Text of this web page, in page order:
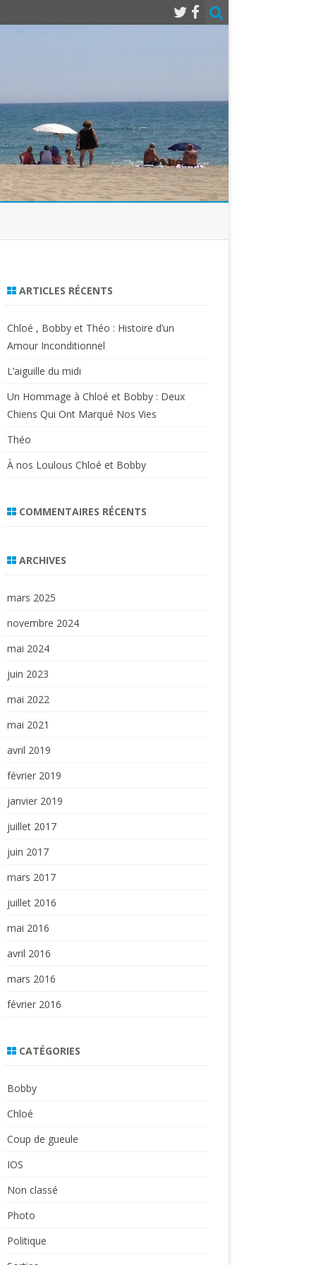
ARTICLES RÉCENTS
Chloé , Bobby et Théo : Histoire d’un
Amour Inconditionnel
L’aiguille du midi
Un Hommage à Chloé et Bobby : Deux
Chiens Qui Ont Marqué Nos Vies
Théo
À nos Loulous Chloé et Bobby
COMMENTAIRES RÉCENTS
ARCHIVES
mars 2025
novembre 2024
mai 2024
juin 2023
mai 2022
mai 2021
avril 2019
février 2019
janvier 2019
juillet 2017
juin 2017
mars 2017
juillet 2016
mai 2016
avril 2016
mars 2016
février 2016
CATÉGORIES
Bobby
Chloé
Coup de gueule
IOS
Non classé
Photo
Politique